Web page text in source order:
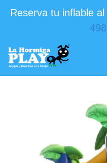
Reserva tu inflable al